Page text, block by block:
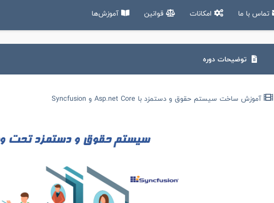
تماس با ما امکانات قوانین آموزش‌ها
توضیحات دوره
آموزش ساخت سیستم حقوق و دستمزد با Asp.net Core و Syncfusion